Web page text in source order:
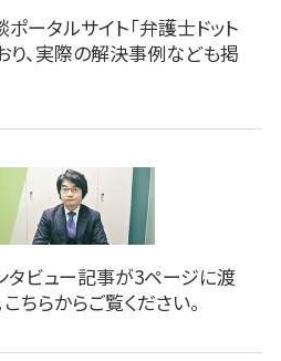
ータルサイト「弁護士ドット
り、実際の解決事例なども掲
タビュー記事が3ページに渡
ちらからご覧ください。